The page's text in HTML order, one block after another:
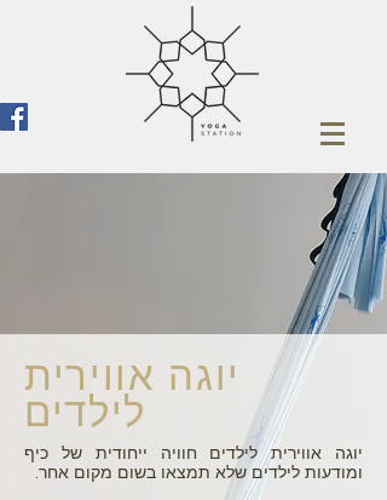
יוגה אווירית
לילדים
יוגה אווירית לילדים חוויה ייחודית של כיף
ומודעות לילדים שלא תמצאו בשום מקום אחר.